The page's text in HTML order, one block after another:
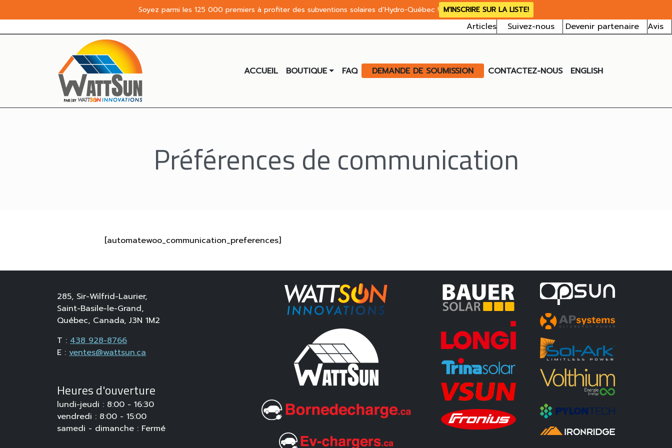
Soyez parmi les 125 000 premiers à profiter des subventions solaires d’Hydro-Québec ! M'INSCRIRE SUR LA LISTE!
Articles Suivez-nous Devenir partenaire Avis
ACCUEIL BOUTIQUE FAQ DEMANDE DE SOUMISSION CONTACTEZ-NOUS ENGLISH
Préférences de communication
[automatewoo_communication_preferences]
285, Sir-Wilfrid-Laurier,
Saint-Basile-le-Grand,
Québec, Canada, J3N 1M2
T : 438 928-8766
E : ventes@wattsun.ca
Heures d'ouverture
lundi-jeudi : 8:00 - 16:30
vendredi : 8:00 - 15:00
samedi - dimanche : Fermé